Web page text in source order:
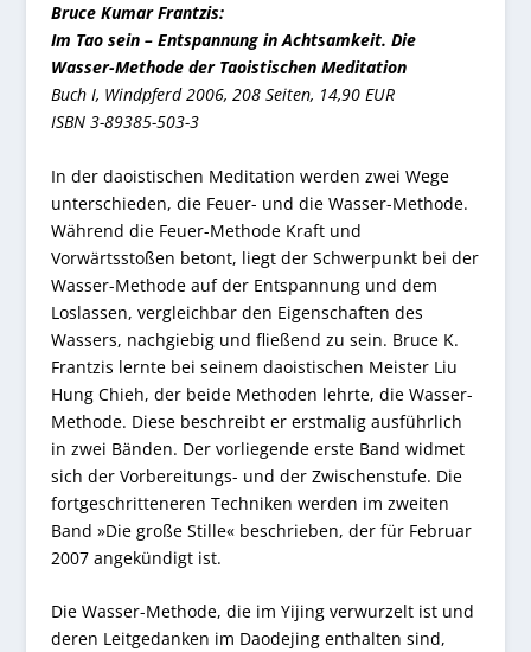
Bruce Kumar Frantzis:
Im Tao sein – Entspannung in Achtsamkeit. Die
Wasser-Methode der Taoistischen Meditation
Buch I, Windpferd 2006, 208 Seiten, 14,90 EUR
ISBN 3-89385-503-3
In der daoistischen Meditation werden zwei Wege
unterschieden, die Feuer- und die Wasser-Methode.
Während die Feuer-Methode Kraft und
Vorwärtsstoßen betont, liegt der Schwerpunkt bei der
Wasser-Methode auf der Entspannung und dem
Loslassen, vergleichbar den Eigenschaften des
Wassers, nachgiebig und fließend zu sein. Bruce K.
Frantzis lernte bei seinem daoistischen Meister Liu
Hung Chieh, der beide Methoden lehrte, die Wasser-
Methode. Diese beschreibt er erstmalig ausführlich
in zwei Bänden. Der vorliegende erste Band widmet
sich der Vorbereitungs- und der Zwischenstufe. Die
fortgeschritteneren Techniken werden im zweiten
Band »Die große Stille« beschrieben, der für Februar
2007 angekündigt ist.
Die Wasser-Methode, die im Yijing verwurzelt ist und
deren Leitgedanken im Daodejing enthalten sind,